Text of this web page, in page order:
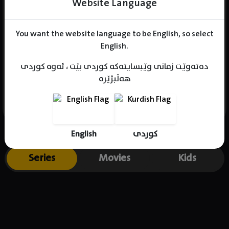
You want the website language to be English, so select
English.
دەتەوێت زمانی وێبسایتەکە کوردی بێت ، ئەوە کوردی
هەڵبژێرە
English کوردی
Name : Han Sun-hwa
Born : 1990-10-06
Place of birth : South Korea
Series Movies Kids